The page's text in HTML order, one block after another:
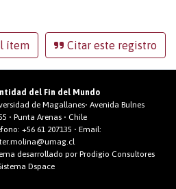
ítem Citar este registro
del Fin del Mundo
de Magallanes• Avenida Bulnes
• Punta Arenas • Chile
+56 61 207135 • Email:
desarrollado por Prodigio Consultores
Dspace